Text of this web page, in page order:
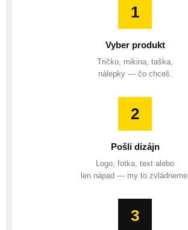
1
Vyber produkt
Tričko, mikina, taška,
nálepky — čo chceš.
2
Pošli dizájn
Logo, fotka, text alebo
len nápad — my to zvládneme.
3